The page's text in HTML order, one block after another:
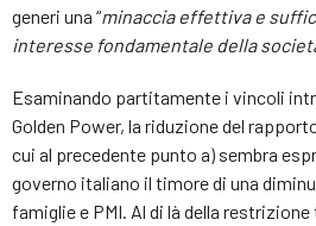
generi una “minaccia effettiva e
interesse fondamentale della
Esaminando partitamente i vincoli
Golden Power, la riduzione del
cui al precedente punto a) sembra
governo italiano il timore di una
famiglie e PMI. Al di là della